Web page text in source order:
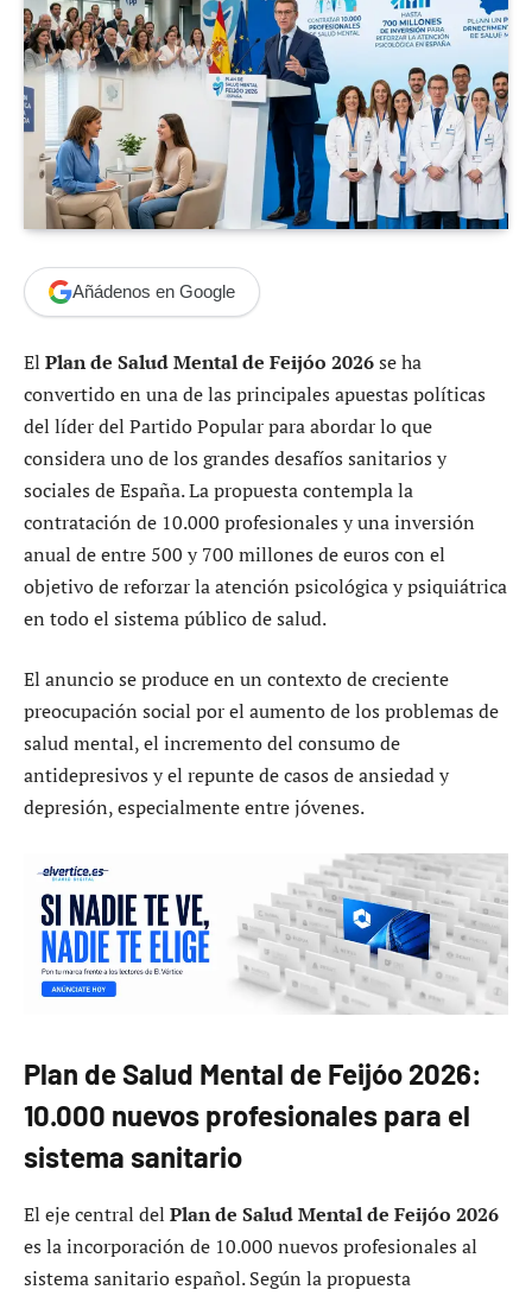
Añádenos en Google
El Plan de Salud Mental de Feijóo 2026se ha
convertido en una de las principales apuestas políticas
del líder del Partido Popular para abordar lo que
considera uno de los grandes desafíos sanitarios y
sociales de España. La propuesta contempla la
contratación de 10.000 profesionales y una inversión
anual de entre 500 y 700 millones de euros con el
objetivo de reforzar la atención psicológica y psiquiátrica
en todo el sistema público de salud.
El anuncio se produce en un contexto de creciente
preocupación social por el aumento de los problemas de
salud mental, el incremento del consumo de
antidepresivos y el repunte de casos de ansiedad y
depresión, especialmente entre jóvenes.
Plan de Salud Mental de Feijóo 2026:
10.000 nuevos profesionales para el
sistema sanitario
El eje central del Plan de Salud Mental de Feijóo 2026
es la incorporación de 10.000 nuevos profesionales al
sistema sanitario español. Según la propuesta